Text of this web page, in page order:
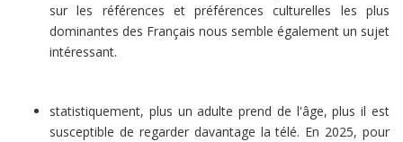
sur les références et préférences culturelles les plus
dominantes des Français nous semble également un sujet
intéressant.
statistiquement, plus un adulte prend de l'âge, plus il est
susceptible de regarder davantage la télé. En 2025, pour